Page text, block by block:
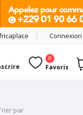
0
Favoris
par